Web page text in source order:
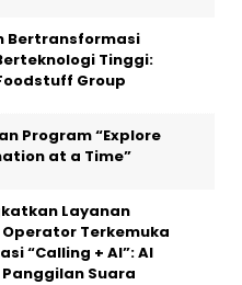
Bertransformasi
Tinggi:
Group
Program “Explore
at a Time”
Layanan
Terkemuka
“Calling + AI”: AI
Suara